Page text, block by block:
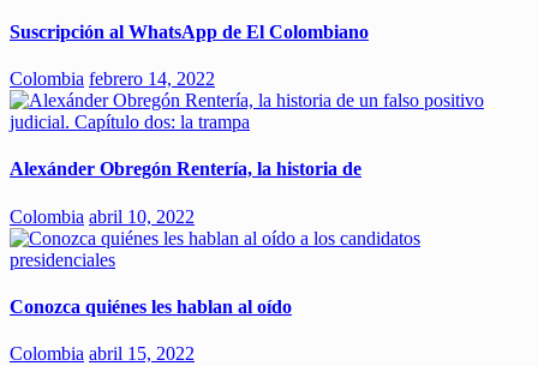
Suscripción al WhatsApp de El Colombiano
Colombia febrero 14, 2022
Alexánder Obregón Rentería, la historia de
Colombia abril 10, 2022
Conozca quiénes les hablan al oído
Colombia abril 15, 2022